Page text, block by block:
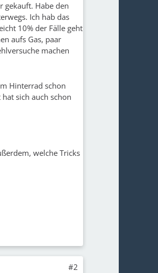
gekauft. Habe den
Ich hab das
10% der Fälle geht
aufs Gas, paar
machen
Hinterrad schon
sich auch schon
welche Tricks
#2